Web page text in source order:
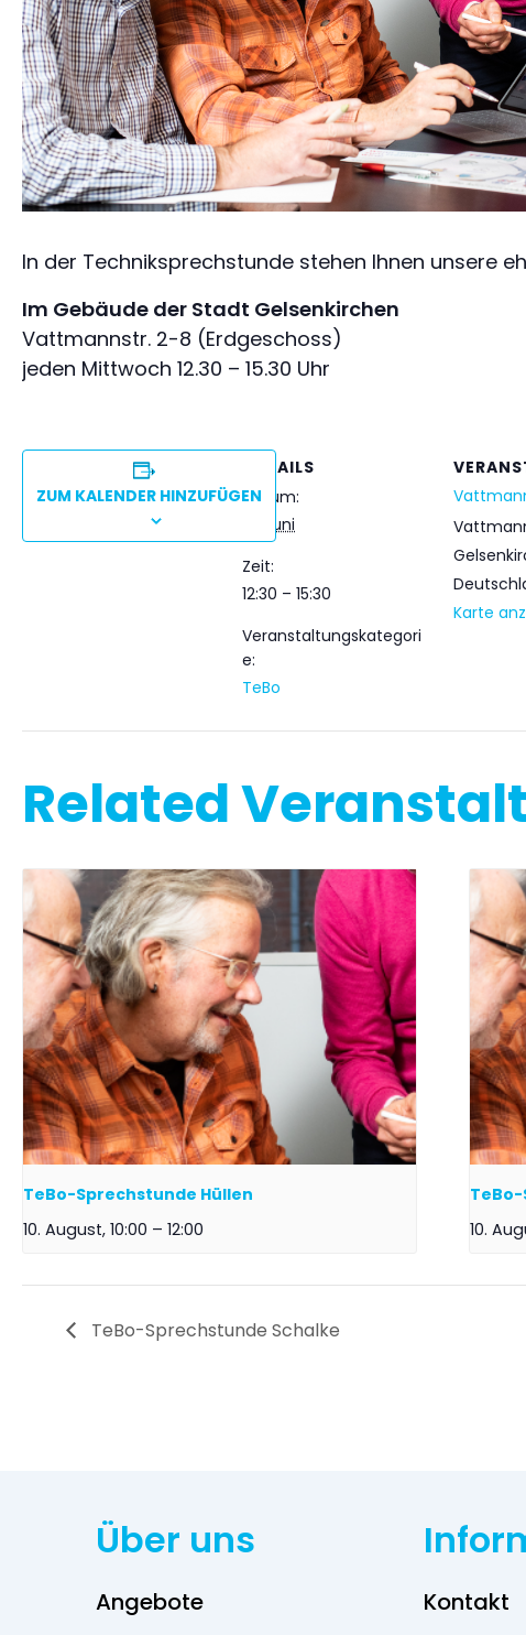
In der Techniksprechstunde stehen Ihnen unsere
Im Gebäude der Stadt Gelsenkirchen
Vattmannstr. 2-8 (Erdgeschoss)
jeden Mittwoch 12.30 – 15.30 Uhr
ZUM KALENDER HINZUFÜGEN
DETAILS
Datum:
10. Juni
Zeit:
12:30 – 15:30
Veranstaltungskategori
e:
TeBo
Karte
Related
TeBo-Sprechstunde Hüllen
10. August, 10:00 – 12:00
10.
TeBo-Sprechstunde Schalke
Über uns
Angebote
Kontakt